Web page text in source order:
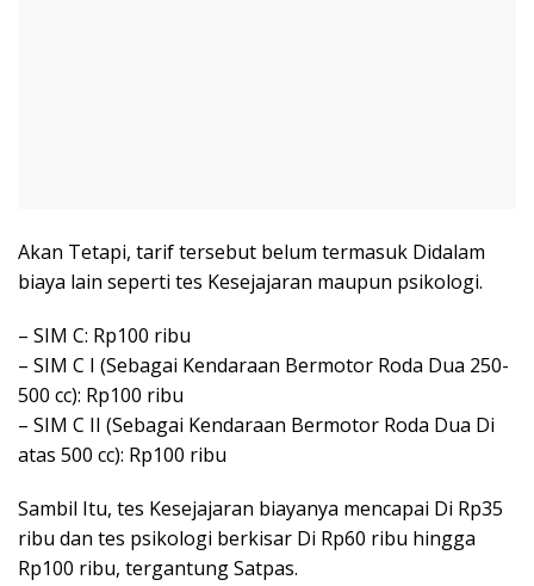
Akan Tetapi, tarif tersebut belum termasuk Didalam
biaya lain seperti tes Kesejajaran maupun psikologi.
– SIM C: Rp100 ribu
– SIM C I (Sebagai Kendaraan Bermotor Roda Dua 250-
500 cc): Rp100 ribu
– SIM C II (Sebagai Kendaraan Bermotor Roda Dua Di
atas 500 cc): Rp100 ribu
Sambil Itu, tes Kesejajaran biayanya mencapai Di Rp35
ribu dan tes psikologi berkisar Di Rp60 ribu hingga
Rp100 ribu, tergantung Satpas.